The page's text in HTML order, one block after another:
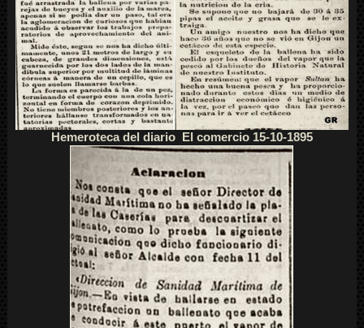
Hemeroteca del diario El comercio 15-10-1895